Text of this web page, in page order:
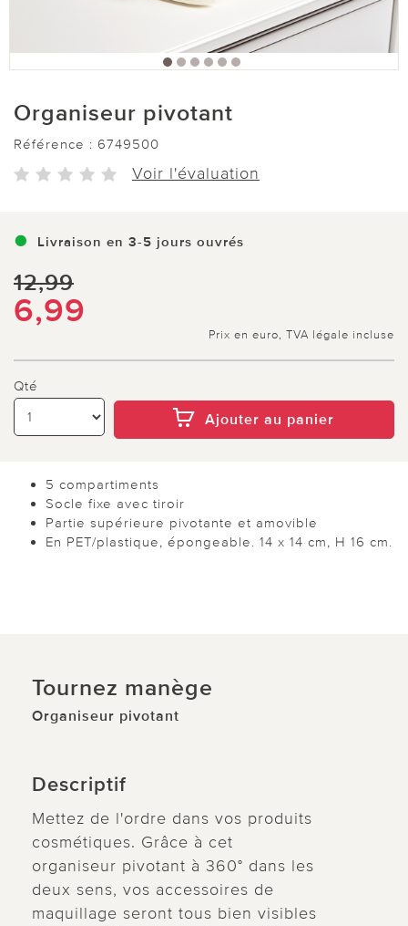
Organiseur pivotant
Référence : 6749500
Voir l'évaluation
Livraison en 3-5 jours ouvrés
12,99
6,99
Prix en euro, TVA légale incluse
Qté
Ajouter au panier
5 compartiments
Socle fixe avec tiroir
Partie supérieure pivotante et amovible
En PET/plastique, épongeable. 14 x 14 cm, H 16 cm.
Tournez manège
Organiseur pivotant
Descriptif
Mettez de l'ordre dans vos produits
cosmétiques. Grâce à cet
organiseur pivotant à 360° dans les
deux sens, vos accessoires de
maquillage seront tous bien visibles